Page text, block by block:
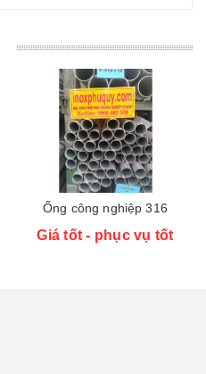
Ống công nghiệp 316
Giá tốt - phục vụ tốt